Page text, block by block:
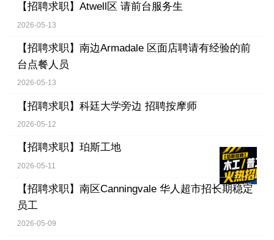
【招聘求职】 Atwell区 请前台服务生
2026-05-13
【招聘求职】 南边Armadale 区面店聘请有经验的前
台点餐人员
2026-05-13
【招聘求职】 科廷大学旁边 招聘按摩师
2026-05-12
【招聘求职】 珀斯工地
2026-05-11
【招聘求职】 南区Canningvale 华人超市招长期稳定
员工
2026-05-09